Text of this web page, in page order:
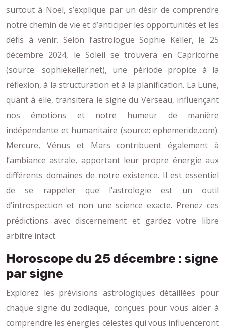
surtout à Noël, s’explique par un désir de comprendre
notre chemin de vie et d’anticiper les opportunités et les
défis à venir. Selon l’astrologue Sophie Keller, le 25
décembre 2024, le Soleil se trouvera en Capricorne
(source: sophiekeller.net), une période propice à la
réflexion, à la structuration et à la planification. La Lune,
quant à elle, transitera le signe du Verseau, influençant
nos émotions et notre humeur de manière
indépendante et humanitaire (source: ephemeride.com).
Mercure, Vénus et Mars contribuent également à
l’ambiance astrale, apportant leur propre énergie aux
différents domaines de notre existence. Il est essentiel
de se rappeler que l’astrologie est un outil
d’introspection et non une science exacte. Prenez ces
prédictions avec discernement et gardez votre libre
arbitre intact.
Horoscope du 25 décembre : signe
par signe
Explorez les prévisions astrologiques détaillées pour
chaque signe du zodiaque, conçues pour vous aider à
comprendre les énergies célestes qui vous influenceront